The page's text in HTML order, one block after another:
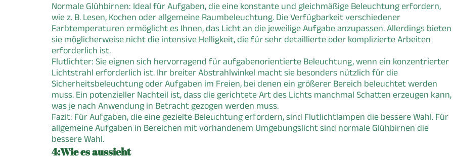
Normale Glühbirnen: Ideal für Aufgaben, die eine konstante und gleichmäßige Beleuchtung erfordern,
wie z. B. Lesen, Kochen oder allgemeine Raumbeleuchtung. Die Verfügbarkeit verschiedener
Farbtemperaturen ermöglicht es Ihnen, das Licht an die jeweilige Aufgabe anzupassen. Allerdings bieten
sie möglicherweise nicht die intensive Helligkeit, die für sehr detaillierte oder komplizierte Arbeiten
erforderlich ist.
Flutlichter: Sie eignen sich hervorragend für aufgabenorientierte Beleuchtung, wenn ein konzentrierter
Lichtstrahl erforderlich ist. Ihr breiter Abstrahlwinkel macht sie besonders nützlich für die
Sicherheitsbeleuchtung oder Aufgaben im Freien, bei denen ein größerer Bereich beleuchtet werden
muss. Ein potenzieller Nachteil ist, dass die gerichtete Art des Lichts manchmal Schatten erzeugen kann,
was je nach Anwendung in Betracht gezogen werden muss.
Fazit: Für Aufgaben, die eine gezielte Beleuchtung erfordern, sind Flutlichtlampen die bessere Wahl. Für
allgemeine Aufgaben in Bereichen mit vorhandenem Umgebungslicht sind normale Glühbirnen die
bessere Wahl.
4:Wie es aussieht